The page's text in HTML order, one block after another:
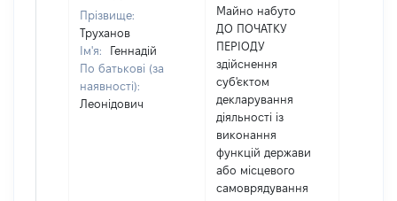
Прізвище:
Труханов
Ім'я:
Геннадій
По батькові (за
наявності):
Леонідович
Майно набуто
ДО ПОЧАТКУ
ПЕРІОДУ
здійснення
суб'єктом
декларування
діяльності із
виконання
функцій держави
або місцевого
самоврядування